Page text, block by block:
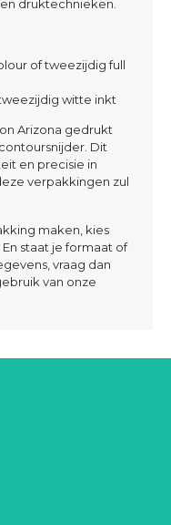
druktechnieken.
of tweezijdig full
witte inkt
Arizona gedrukt
Dit
en precisie in
verpakkingen zul
maken, kies
staat je formaat of
vraag dan
van onze